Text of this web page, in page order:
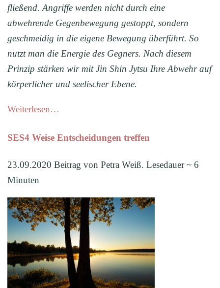
fließend. Angriffe werden nicht durch eine
abwehrende Gegenbewegung gestoppt, sondern
geschmeidig in die eigene Bewegung überführt. So
nutzt man die Energie des Gegners. Nach diesem
Prinzip stärken wir mit Jin Shin Jytsu Ihre Abwehr auf
körperlicher und seelischer Ebene.
Weiterlesen…
SES4 Weise Entscheidungen treffen
23.09.2020 Beitrag von Petra Weiß. Lesedauer ~ 6
Minuten